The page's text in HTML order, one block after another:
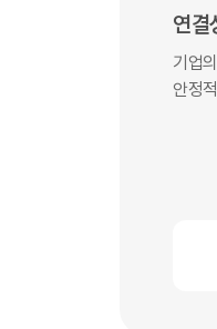
연결
기업
안정